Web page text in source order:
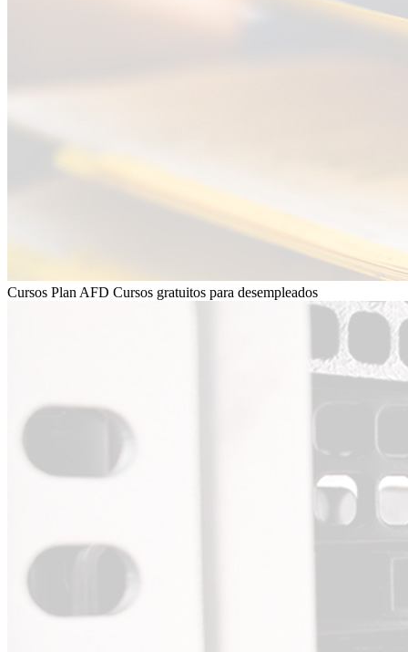
Cursos Plan AFD Cursos gratuitos para desempleados